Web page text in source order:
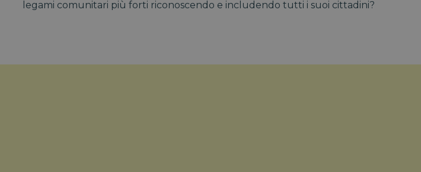
legami comunitari più forti riconoscendo e includendo tutti i suoi cittadini?